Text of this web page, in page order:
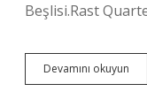
Beşlisi.Rast
Devamını okuyun
Şerif